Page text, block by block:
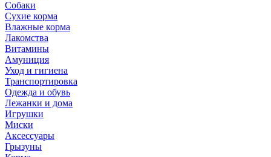
Собаки
Сухие корма
Влажные корма
Лакомства
Витамины
Амуниция
Уход и гигиена
Транспортировка
Одежда и обувь
Лежанки и дома
Игрушки
Миски
Аксессуары
Грызуны